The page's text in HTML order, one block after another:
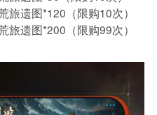
旅遗图*120（限购10次）
旅遗图*200（限购99次）